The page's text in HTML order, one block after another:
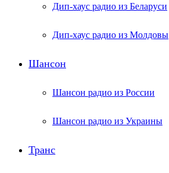
Дип-хаус радио из Беларуси
Дип-хаус радио из Молдовы
Шансон
Шансон радио из России
Шансон радио из Украины
Транс